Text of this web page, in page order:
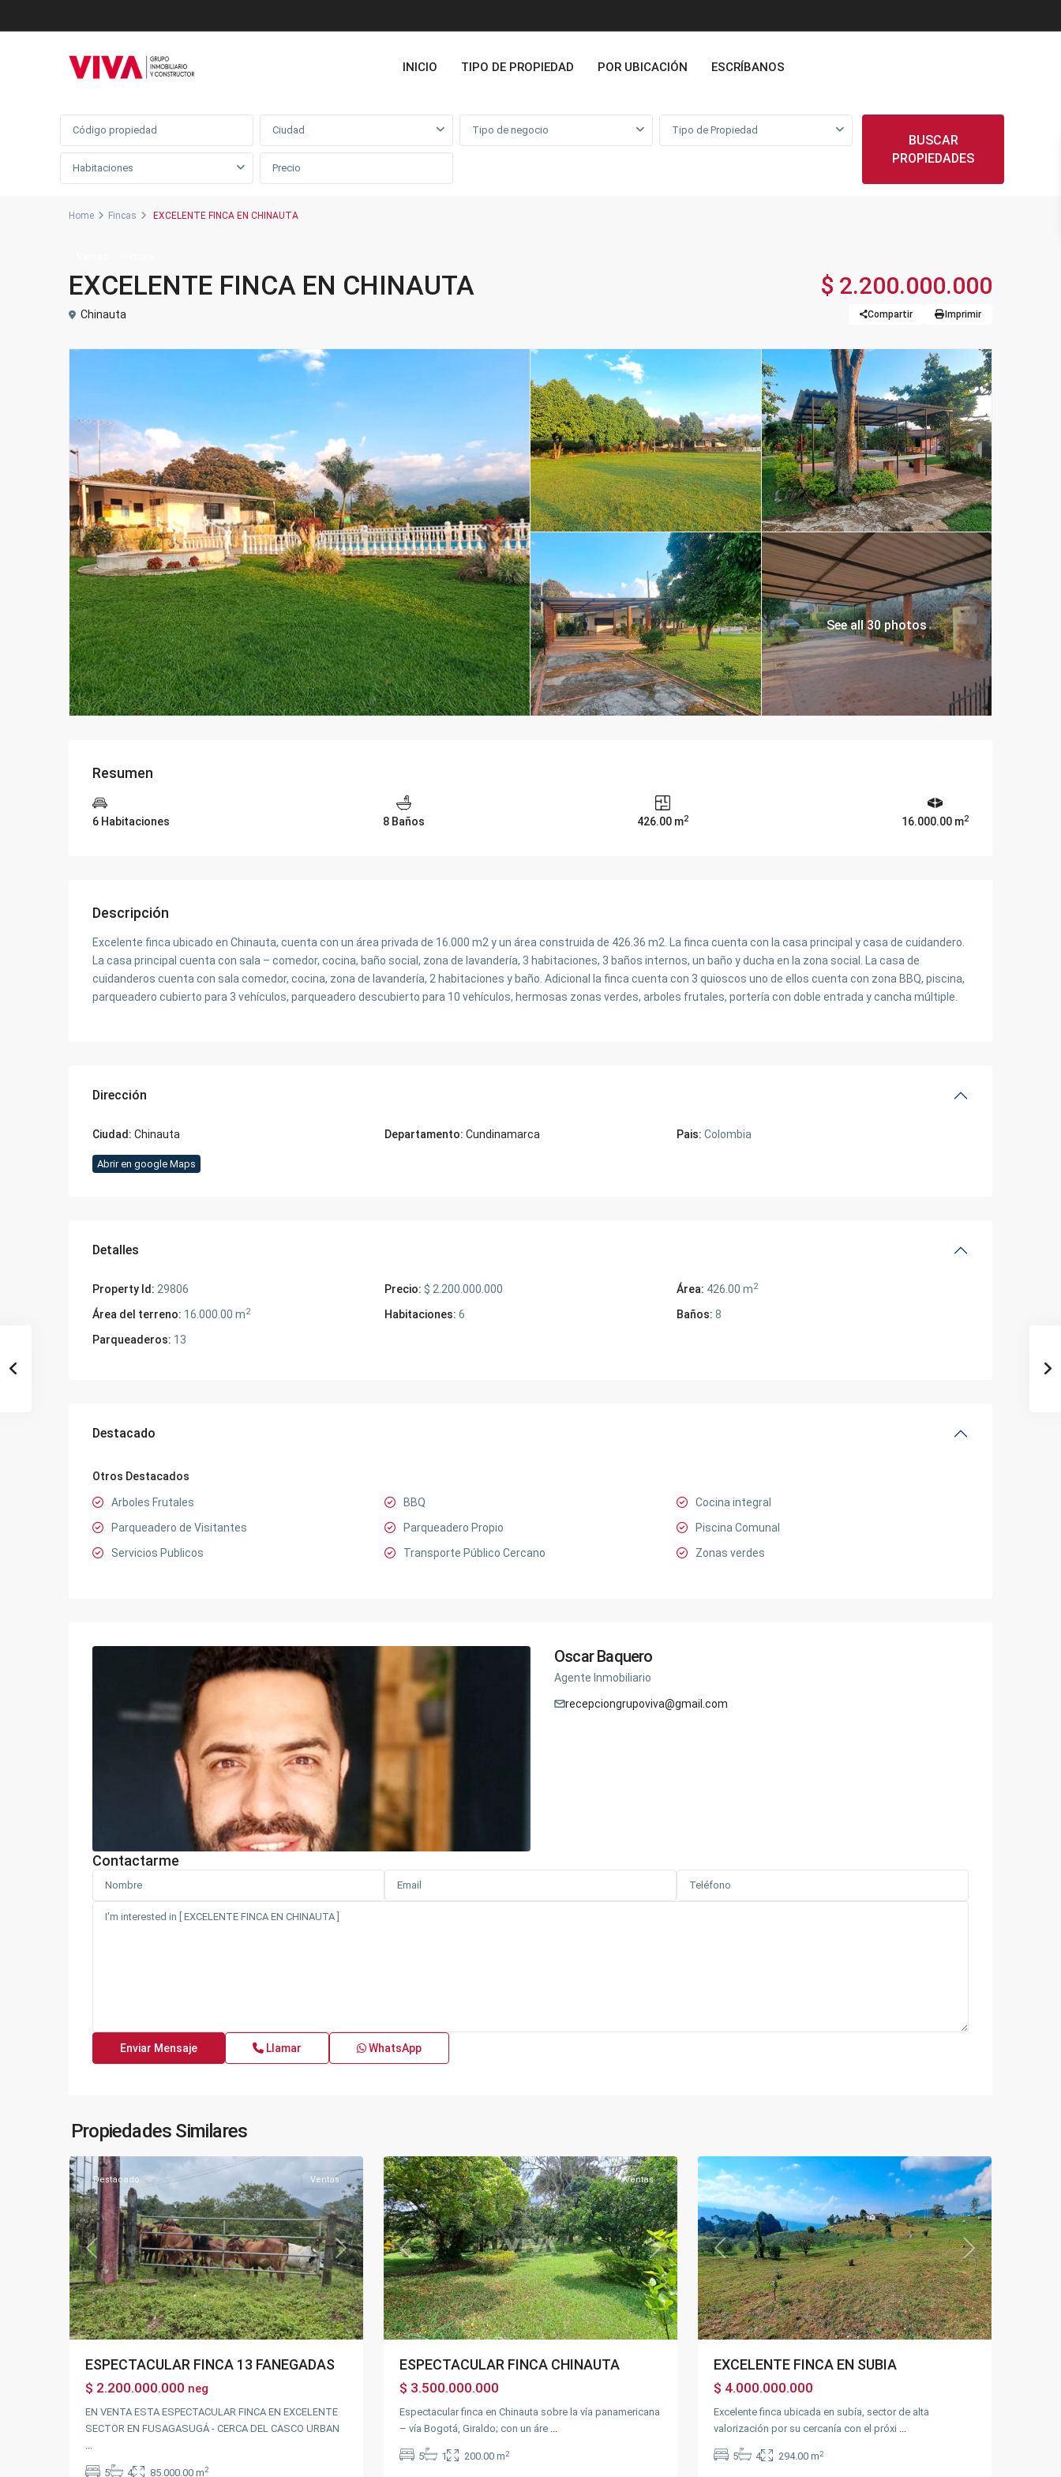
INICIO TIPO DE PROPIEDAD POR UBICACIÓN
ESCRÍBANOS
Ciudad Tipo de negocio Tipo de Propiedad
Habitaciones
BUSCAR
PROPIEDADES
Home Fincas EXCELENTE FINCA EN CHINAUTA
EXCELENTE FINCA EN CHINAUTA $ 2.200.000.000
Chinauta Compartir Imprimir
See all 30 photos
Resumen
6 Habitaciones 8 Baños 426.00 m2 16.000.00 m2
Descripción
Excelente finca ubicado en Chinauta, cuenta con un área privada de 16.000 m2 y un área construida de 426.36 m2. La finca cuenta con la casa principal y casa de cuidandero.
La casa principal cuenta con sala – comedor, cocina, baño social, zona de lavandería, 3 habitaciones, 3 baños internos, un baño y ducha en la zona social. La casa de
cuidanderos cuenta con sala comedor, cocina, zona de lavandería, 2 habitaciones y baño. Adicional la finca cuenta con 3 quioscos uno de ellos cuenta con zona BBQ, piscina,
parqueadero cubierto para 3 vehículos, parqueadero descubierto para 10 vehículos, hermosas zonas verdes, arboles frutales, portería con doble entrada y cancha múltiple.
Dirección
Ciudad: Chinauta Departamento: Cundinamarca Pais: Colombia
Abrir en google Maps
Detalles
Property Id: 29806 Precio: $ 2.200.000.000 Área: 426.00 m2
Área del terreno: 16.000.00 m2 Habitaciones: 6 Baños: 8
Parqueaderos: 13
Destacado
Otros Destacados
Arboles Frutales BBQ
Cocina integral
Parqueadero de Visitantes
Parqueadero Propio
Piscina Comunal
Servicios Publicos
Transporte Público Cercano Zonas verdes
Oscar Baquero
Agente Inmobiliario
recepciongrupoviva@gmail.com
Contactarme
Llamar WhatsApp
Propiedades Similares
PIAMONTE
Fusagasugá
Previous Next
Destacado Ventas
ESPECTACULAR FINCA 13 FANEGADAS
$ 2.200.000.000 neg
EN VENTA ESTA ESPECTACULAR FINCA EN EXCELENTE
SECTOR EN FUSAGASUGÁ - CERCA DEL CASCO URBAN
...
5 4 85.000.00 m2
Previous Next
Ventas
ESPECTACULAR FINCA CHINAUTA
$ 3.500.000.000
Espectacular finca en Chinauta sobre la vía panamericana
– vía Bogotá, Giraldo; con un áre ...
5 1 200.00 m2
Previous Next
EXCELENTE FINCA EN SUBIA
$ 4.000.000.000
Excelente finca ubicada en subía, sector de alta
valorización por su cercanía con el próxi ...
5 4 294.00 m2